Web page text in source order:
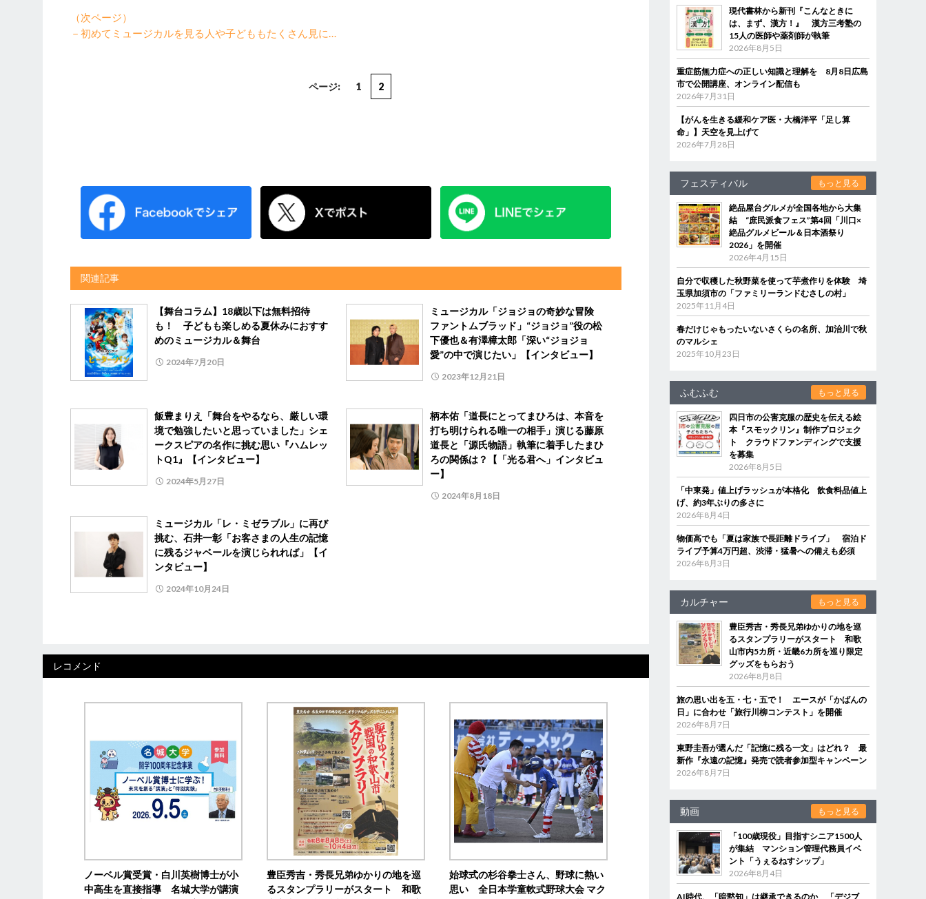
（次ページ）
－初めてミュージカルを見る人や子どももたくさん見に…
ページ: 1 2
関連記事
【舞台コラム】18歳以下は無料招待
も！ 子どもも楽しめる夏休みにおすす
めのミュージカル＆舞台
2024年7月20日
ミュージカル「ジョジョの奇妙な冒険
ファントムブラッド」“ジョジョ”役の松
下優也＆有澤樟太郎「深い“ジョジョ
愛”の中で演じたい」【インタビュー】
2023年12月21日
飯豊まりえ「舞台をやるなら、厳しい環
境で勉強したいと思っていました」シェ
ークスピアの名作に挑む思い『ハムレッ
トQ1』【インタビュー】
2024年5月27日
柄本佑「道長にとってまひろは、本音を
打ち明けられる唯一の相手」演じる藤原
道長と「源氏物語」執筆に着手したまひ
ろの関係は？【「光る君へ」インタビュ
ー】
2024年8月18日
ミュージカル「レ・ミゼラブル」に再び
挑む、石井一彰「お客さまの人生の記憶
に残るジャベールを演じられれば」【イ
ンタビュー】
2024年10月24日
レコメンド
ノーベル賞受賞・白川英樹博士が小
中高生を直接指導 名城大学が講演
豊臣秀吉・秀長兄弟ゆかりの地を巡
るスタンプラリーがスタート 和歌
始球式の杉谷拳士さん、野球に熱い
思い 全日本学童軟式野球大会 マク
現代書林から新刊『こんなときに
は、まず、漢方！』 漢方三考塾の
15人の医師や薬剤師が執筆
2026年8月5日
重症筋無力症への正しい知識と理解を 8月8日広島
市で公開講座、オンライン配信も
2026年7月31日
【がんを生きる緩和ケア医・大橋洋平「足し算
命」】天空を見上げて
2026年7月28日
フェスティバル もっと見る
絶品屋台グルメが全国各地から大集
結 “庶民派食フェス”第4回「川口×
絶品グルメビール＆日本酒祭り
2026」を開催
2026年4月15日
自分で収穫した秋野菜を使って芋煮作りを体験 埼
玉県加須市の「ファミリーランドむさしの村」
2025年11月4日
春だけじゃもったいないさくらの名所、加治川で秋
のマルシェ
2025年10月23日
ふむふむ もっと見る
四日市の公害克服の歴史を伝える絵
本『スモックリン』制作プロジェク
ト クラウドファンディングで支援
を募集
2026年8月5日
「中東発」値上げラッシュが本格化 飲食料品値上
げ、約3年ぶりの多さに
2026年8月4日
物価高でも「夏は家族で長距離ドライブ」 宿泊ド
ライブ予算4万円超、渋滞・猛暑への備えも必須
2026年8月3日
カルチャー もっと見る
豊臣秀吉・秀長兄弟ゆかりの地を巡
るスタンプラリーがスタート 和歌
山市内5カ所・近畿6カ所を巡り限定
グッズをもらおう
2026年8月8日
旅の思い出を五・七・五で！ エースが「かばんの
日」に合わせ「旅行川柳コンテスト」を開催
2026年8月7日
東野圭吾が選んだ「記憶に残る一文」はどれ？ 最
新作『永遠の記憶』発売で読者参加型キャンペーン
2026年8月7日
動画 もっと見る
「100歳現役」目指すシニア1500人
が集結 マンション管理代務員イベ
ント「うぇるねすシップ」
2026年8月4日
AI時代、「暗黙知」は継承できるのか 「デジブ